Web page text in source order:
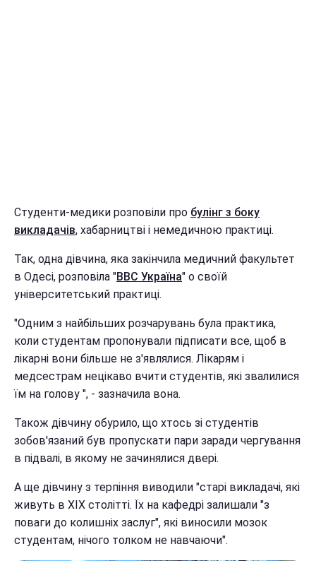
Студенти-медики розповіли про булінг з боку
викладачів, хабарництві і немедичною практиці.
Так, одна дівчина, яка закінчила медичний факультет
в Одесі, розповіла "BBC Україна" о своїй
університетський практиці.
"Одним з найбільших розчарувань була практика,
коли студентам пропонували підписати все, щоб в
лікарні вони більше не з'являлися. Лікарям і
медсестрам нецікаво вчити студентів, які звалилися
їм на голову ", - зазначила вона.
Також дівчину обурило, що хтось зі студентів
зобов'язаний був пропускати пари заради чергування
в підвалі, в якому не зачинялися двері.
А ще дівчину з терпіння виводили "старі викладачі, які
живуть в XIX столітті. Їх на кафедрі залишали "з
поваги до колишніх заслуг", які виносили мозок
студентам, нічого толком не навчаючи".